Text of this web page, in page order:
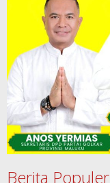
Berita Populer